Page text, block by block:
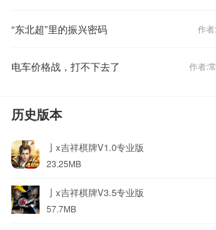
“东北超”里的振兴密码 作
电车价格战，打不下去了 作者:
历史版本
亅x吉祥棋牌V1.0专业版
23.25MB
亅x吉祥棋牌V3.5专业版
57.7MB